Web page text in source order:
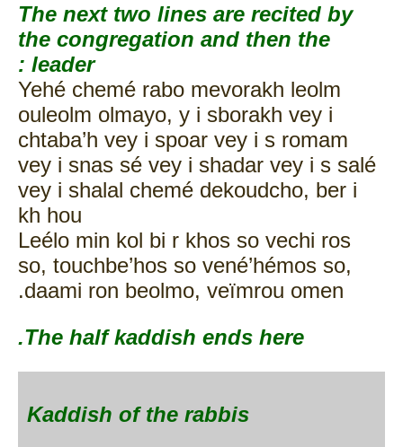
The next two lines are recited by
the congregation and then the
leader :
Yehé chemé rabo mevorakh leolm
ouleolm olmayo, y i sborakh vey i
chtaba’h vey i spoar vey i s romam
vey i snas sé vey i shadar vey i s salé
vey i shalal chemé dekoudcho, ber i
kh hou
Leélo min kol bi r khos so vechi ros
so, touchbe’hos so vené’hémos so,
daami ron beolmo, veïmrou omen.
The half kaddish ends here.
Kaddish of the rabbis